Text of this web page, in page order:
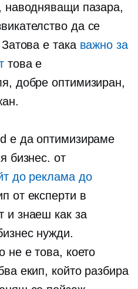
наводняващи пазара,
да се
е така важно за
това е
добре оптимизиран,
е да оптимизираме
бизнес. от
до реклама до
от експерти в
и знаеш какза
нужди.
не е това, което
екип, който разбира